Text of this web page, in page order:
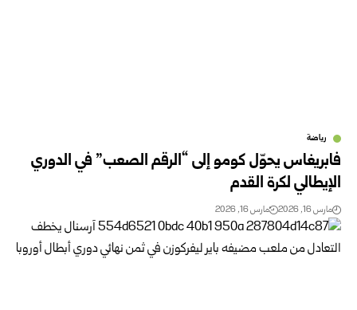
رياضة
فابريغاس يحوّل كومو إلى “الرقم الصعب” في الدوري
الإيطالي لكرة القدم
مارس 16, 2026 مارس 16, 2026